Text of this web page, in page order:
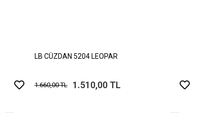
LB CÜZDAN 5204 LEOPAR
1.660,00 TL 1.510,00 TL